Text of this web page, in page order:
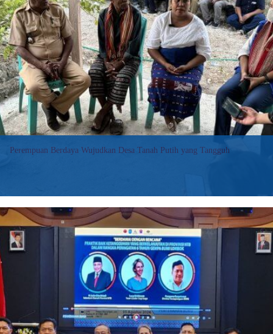
Baca selengkapnya>>:
Launch
of
ULD
BPBD
for
Inclusive
Disaster
Management
Perempuan Berdaya Wujudkan Desa Tanah Putih yang Tangguh
Sebagai ibu rumah tangga yang berkutat dengan urusan
pekerjaan rumah, termasuk anak dan suami, Yeni mengaku
pelatihan ini telah memberikan pembelajaran penting baginya...
Baca selengkapnya>>:
Empowered
Women
Build
Resilience
in
Tanah
Putih
Village